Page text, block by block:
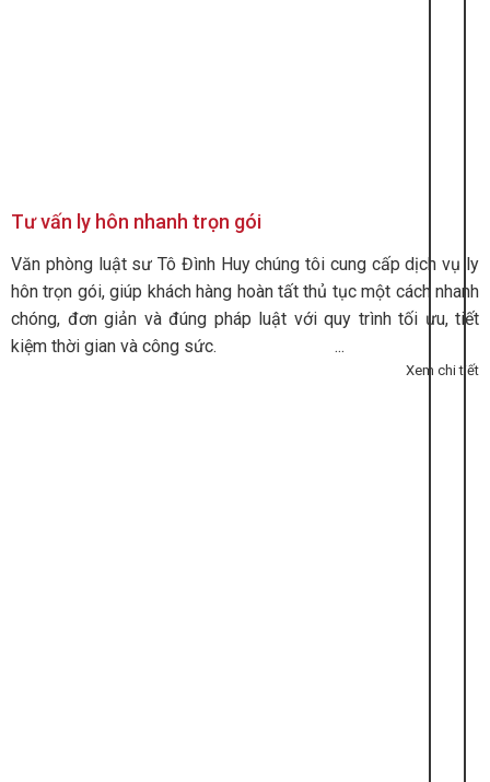
Tư vấn ly hôn nhanh trọn gói
Văn phòng luật sư Tô Đình Huy chúng tôi cung cấp dịch vụ ly
hôn trọn gói, giúp khách hàng hoàn tất thủ tục một cách nhanh
chóng, đơn giản và đúng pháp luật với quy trình tối ưu, tiết
kiệm thời gian và công sức. ...
Xem chi tiết